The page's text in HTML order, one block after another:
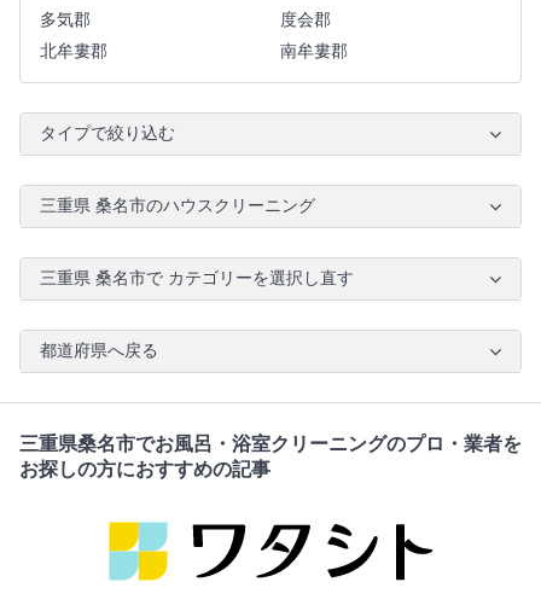
多気郡
度会郡
北牟婁郡
南牟婁郡
タイプで絞り込む
三重県 桑名市のハウスクリーニング
三重県 桑名市で カテゴリーを選択し直す
都道府県へ戻る
三重県桑名市でお風呂・浴室クリーニングのプロ・業者を
お探しの方におすすめの記事